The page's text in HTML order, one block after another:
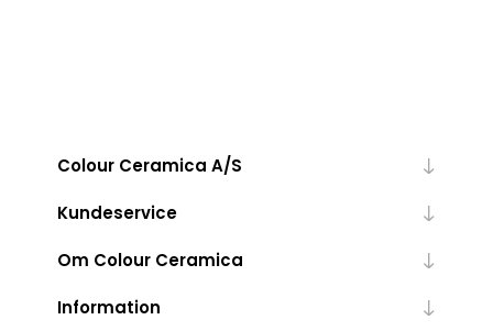
Colour Ceramica A/S
Kundeservice
Om Colour Ceramica
Information